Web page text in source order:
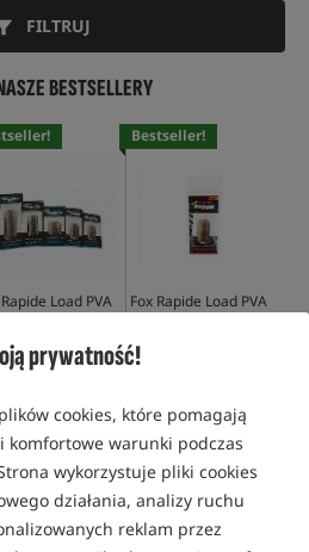
prywatność!
cookies, które pomagają
komfortowe warunki podczas
wykorzystuje pliki cookies
działania, analizy ruchu
reklam przez
FILTRUJ
BESTSELLERY
Load PVA
- Fast Melt
PLN
KUP
Bestseller!
Fox Rapide Load PVA
Bags - Slow Melt
17,99
KUP
PVA